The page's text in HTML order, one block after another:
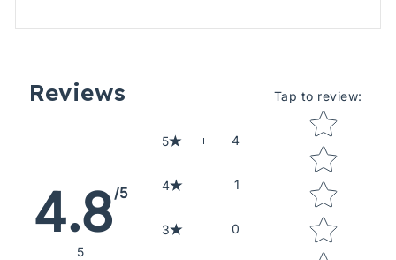
Reviews
4.8/5
5
5 4
4 1
3 0
Tap to review:
Star rating